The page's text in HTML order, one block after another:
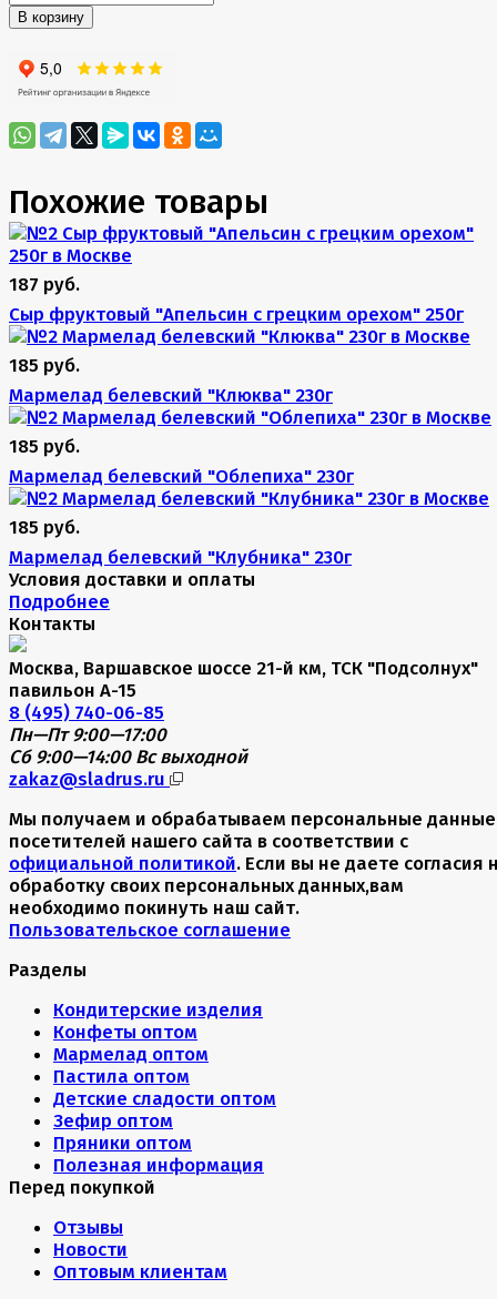
В корзину
Похожие товары
187 руб.
Сыр фруктовый "Апельсин с грецким орехом" 250г
185 руб.
Мармелад белевский "Клюква" 230г
185 руб.
Мармелад белевский "Облепиха" 230г
185 руб.
Мармелад белевский "Клубника" 230г
Условия доставки и оплаты
Подробнее
Контакты
Москва, Варшавское шоссе 21-й км, ТСК "Подсолнух"
павильон А-15
8 (495) 740-06-85
Пн—Пт 9:00—17:00
Сб 9:00—14:00 Вс выходной
zakaz@sladrus.ru
Мы получаем и обрабатываем персональные данные
посетителей нашего сайта в соответствии с
официальной политикой. Если вы не даете согласия
обработку своих персональных данных,вам
необходимо покинуть наш сайт.
Пользовательское соглашение
Разделы
Кондитерские изделия
Конфеты оптом
Мармелад оптом
Пастила оптом
Детские сладости оптом
Зефир оптом
Пряники оптом
Полезная информация
Перед покупкой
Отзывы
Новости
Оптовым клиентам